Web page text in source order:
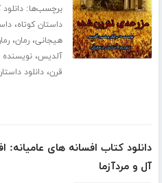
برچسب‌ها:
داستان کوتاه،
هیجانی،رمان،
آلدیس،
قرن،دانلود
دانلود کتاب افسانه های عامیانه:
آل و مردآزما